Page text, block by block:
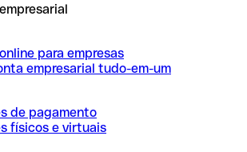
para empresas
empresarial tudo-em-um
de pagamento
físicos e virtuais